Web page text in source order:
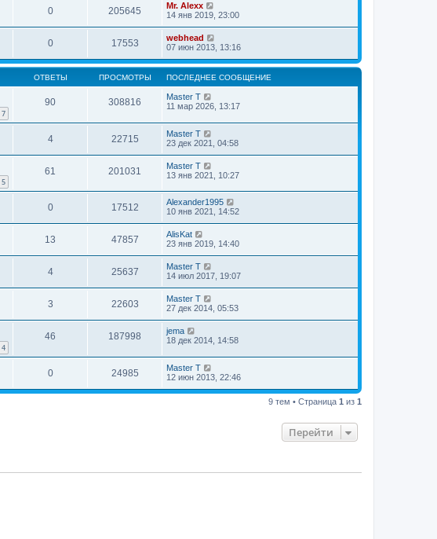
0 205645
Mr. Alexx
14 янв 2019, 23:00
0 17553
webhead
07 июн 2013, 13:16
ОТВЕТЫ ПРОСМОТРЫ ПОСЛЕДНЕЕ СООБЩЕНИЕ
7
90 308816
Master T
11 мар 2026, 13:17
4 22715
Master T
23 дек 2021, 04:58
5
61 201031
Master T
13 янв 2021, 10:27
0 17512
Alexander1995
10 янв 2021, 14:52
13 47857
AlisKat
23 янв 2019, 14:40
4 25637
Master T
14 июл 2017, 19:07
3 22603
Master T
27 дек 2014, 05:53
4
46 187998
jema
18 дек 2014, 14:58
0 24985
Master T
12 июн 2013, 22:46
9 тем • Страница 1 из 1
Перейти